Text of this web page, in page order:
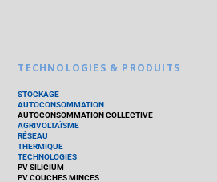
TECHNOLOGIES & PRODUITS
STOCKAGE
AUTOCONSOMMATION
AUTOCONSOMMATION COLLECTIVE
AGRIVOLTAÏSME
RÉSEAU
THERMIQUE
TECHNOLOGIES
PV SILICIUM
PV COUCHES MINCES